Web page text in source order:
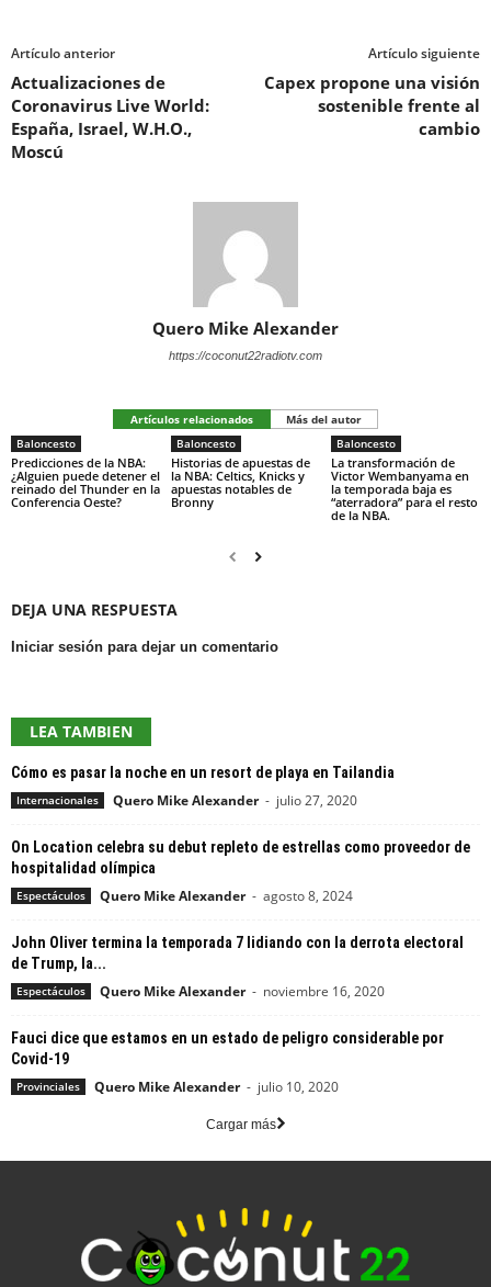
Artículo anterior
Actualizaciones de
Coronavirus Live World:
España, Israel, W.H.O.,
Moscú
Artículo siguiente
Capex propone una visión
sostenible frente al
cambio
Quero Mike Alexander
https://coconut22radiotv.com
Artículos relacionados
Más del autor
Baloncesto
Predicciones de la NBA:
¿Alguien puede detener el
reinado del Thunder en la
Conferencia Oeste?
Baloncesto
Historias de apuestas de
la NBA: Celtics, Knicks y
apuestas notables de
Bronny
Baloncesto
La transformación de
Victor Wembanyama en
la temporada baja es
“aterradora” para el resto
de la NBA.
DEJA UNA RESPUESTA
Iniciar sesión para dejar un comentario
LEA TAMBIEN
Cómo es pasar la noche en un resort de playa en Tailandia
Internacionales Quero Mike Alexander - julio 27, 2020
On Location celebra su debut repleto de estrellas como proveedor de
hospitalidad olímpica
Espectáculos Quero Mike Alexander - agosto 8, 2024
John Oliver termina la temporada 7 lidiando con la derrota electoral
de Trump, la...
Espectáculos Quero Mike Alexander - noviembre 16, 2020
Fauci dice que estamos en un estado de peligro considerable por
Covid-19
Provinciales Quero Mike Alexander - julio 10, 2020
Cargar más